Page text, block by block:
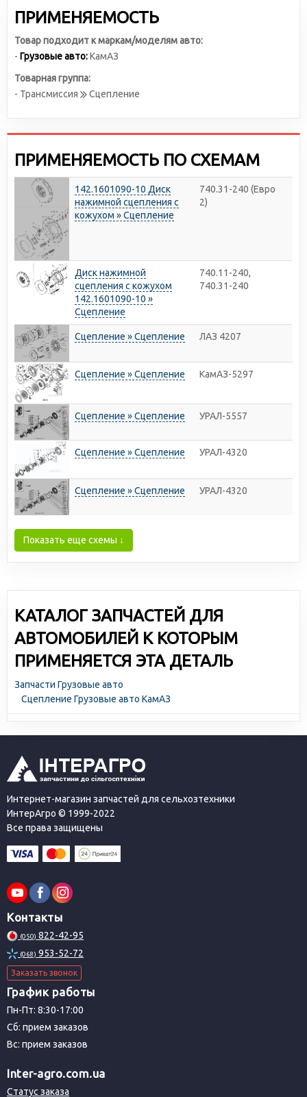
ПРИМЕНЯЕМОСТЬ
Товар подходит к маркам/моделям авто:
- Грузовые авто:КамАЗ
Товарная группа:
- Трансмиссия
Сцепление
ПРИМЕНЯЕМОСТЬ ПО СХЕМАМ
142.1601090-10 Диск
нажимной сцепления с
кожухом » Сцепление
740.31-240 (Евро
2)
Диск нажимной
сцепления с кожухом
142.1601090-10 »
Сцепление
740.11-240,
740.31-240
Сцепление » Сцепление ЛАЗ 4207
Сцепление » Сцепление КамАЗ-5297
Сцепление » Сцепление УРАЛ-5557
Сцепление » Сцепление УРАЛ-4320
Сцепление » Сцепление УРАЛ-4320
Показать еще схемы ↓
КАТАЛОГ ЗАПЧАСТЕЙ ДЛЯ
АВТОМОБИЛЕЙ К КОТОРЫМ
ПРИМЕНЯЕТСЯ ЭТА ДЕТАЛЬ
Запчасти Грузовые авто
Сцепление Грузовые авто КамАЗ
Интернет-магазин запчастей для сельхозтехники
ИнтерАгро © 1999-2022
Все права защищены
Контакты
(050) 822-42-95
(068) 953-52-72
Заказать звонок
График работы
Пн-Пт: 8:30-17:00
Сб: прием заказов
Вс: прием заказов
Inter-agro.com.ua
Статус заказа